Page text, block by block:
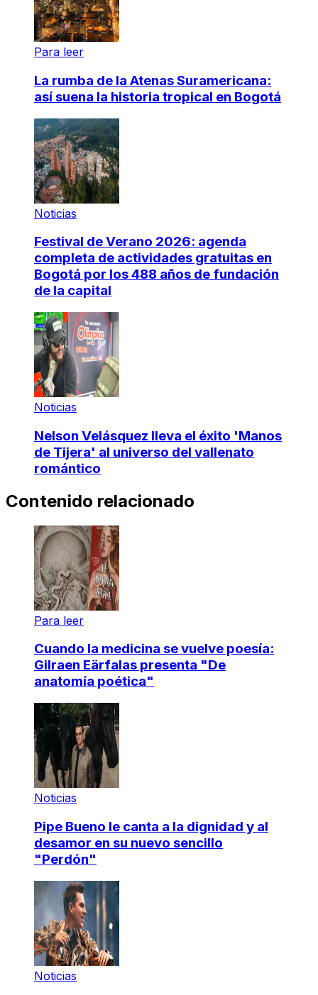
Para leer
La rumba de la Atenas Suramericana:
así suena la historia tropical en Bogotá
Noticias
Festival de Verano 2026: agenda
completa de actividades gratuitas en
Bogotá por los 488 años de fundación
de la capital
Noticias
Nelson Velásquez lleva el éxito 'Manos
de Tijera' al universo del vallenato
romántico
Contenido relacionado
Para leer
Cuando la medicina se vuelve poesía:
Gilraen Eärfalas presenta "De
anatomía poética"
Noticias
Pipe Bueno le canta a la dignidad y al
desamor en su nuevo sencillo
"Perdón"
Noticias